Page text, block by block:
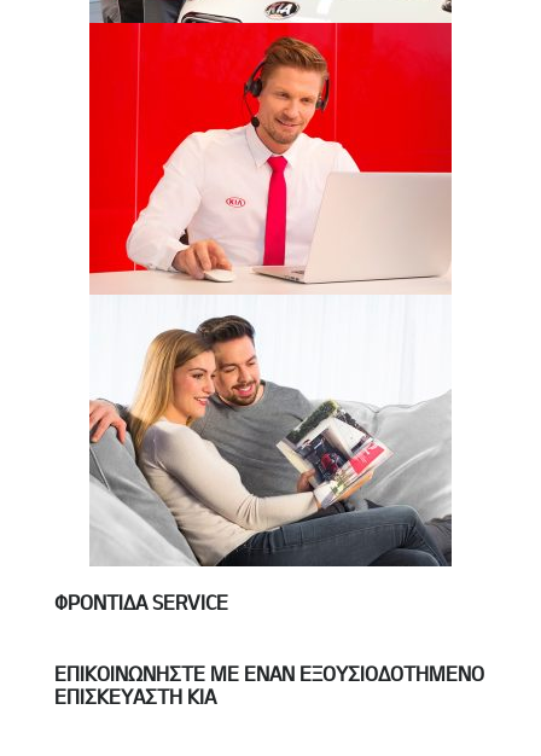
ΦΡΟΝΤΊΔΑ SERVICE
ΕΠΙΚΟΙΝΩΝΉΣΤΕ ΜΕ ΈΝΑΝ ΕΞΟΥΣΙΟΔΟΤΗΜΈΝΟ
ΕΠΙΣΚΕΥΑΣΤΉ KIA